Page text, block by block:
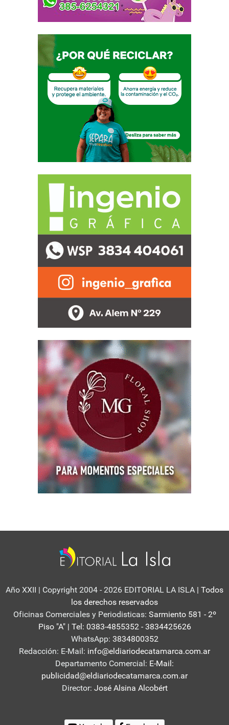
Año XXII | Copyright 2004 - 2026 EDITORIAL LA ISLA | Todos
los derechos reservados
Oficinas Comerciales y Periodisticas: Sarmiento 581 - 2º
Piso "A" | Tel: 0383-4855352 - 3834425626
WhatsApp: 3834800352
Redacción: E-Mail: info@eldiariodecatamarca.com.ar
Departamento Comercial: E-Mail:
publicidad@eldiariodecatamarca.com.ar
Director: José Alsina Alcobért